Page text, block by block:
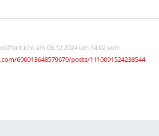
am 08.12.2024 um 14:02 von:
600013648579670/posts/1110091524238544